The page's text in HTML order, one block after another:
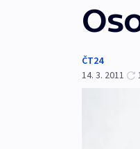
ČT24
14. 3. 2011